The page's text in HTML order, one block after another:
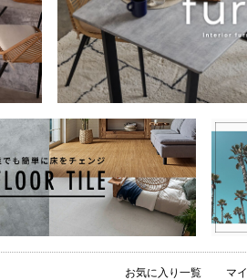
お気に入り一覧 マ